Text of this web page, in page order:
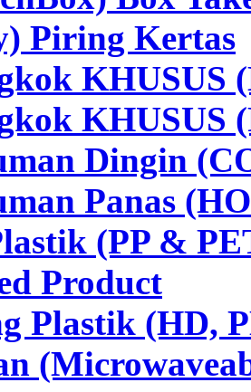
Piring Kertas
KHUSUS
KHUSUS
Dingin
Panas
(PP &
Product
Plastik (HD,